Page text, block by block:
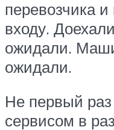
перевозчика
входу.
ожидали.
ожидали.
Не первый
сервисом в